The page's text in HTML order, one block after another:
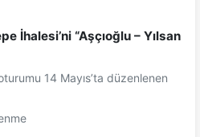
İhalesi’ni “Aşçıoğlu – Yılsan
14 Mayıs’ta düzenlenen